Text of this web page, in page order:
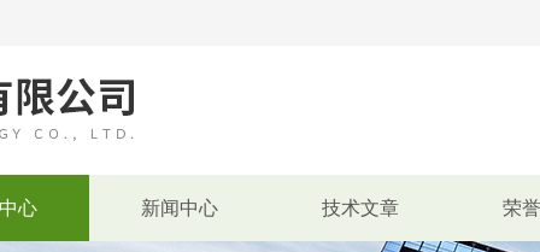
心 新闻中心 技术文章 荣